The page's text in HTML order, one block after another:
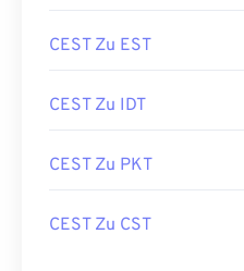
CEST Zu EST
CEST Zu IDT
CEST Zu PKT
CEST Zu CST